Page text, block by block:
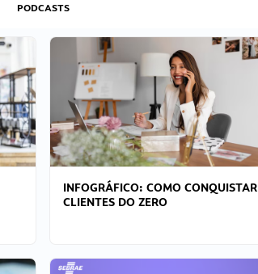
PODCASTS
INFOGRÁFICO: COMO CONQUISTAR
CLIENTES DO ZERO